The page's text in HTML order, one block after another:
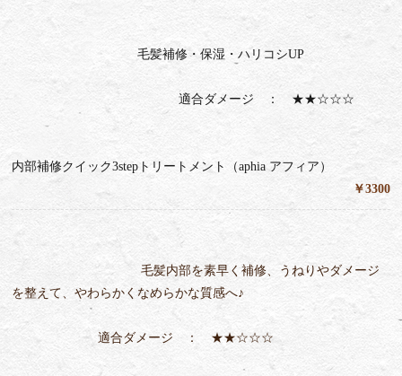
毛髪補修・保湿・ハリコシUP
適合ダメージ ： ★★☆☆☆
内部補修クイック3stepトリートメント（aphia アフィア）
￥3300
毛髪内部を素早く補修、うねりやダメージ
を整えて、やわらかくなめらかな質感へ♪
適合ダメージ ： ★★☆☆☆